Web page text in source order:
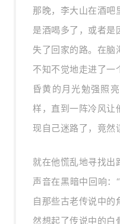
那晚，李大山在酒吧
是酒喝多了，或者是
失了回家的路。在脑
不知不觉地走进了一
昏黄的月光勉强照
样，直到一阵冷风让
现自己迷路了，竟然
就在他慌乱地寻找出
声音在黑暗中回响：
自那些古老传说中的
然想起了传说中的白